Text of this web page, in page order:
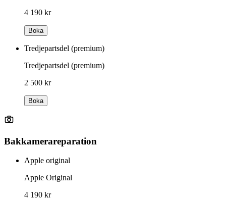
4 190 kr
Boka
Tredjepartsdel (premium)
Tredjepartsdel (premium)
2 500 kr
Boka
Bakkamerareparation
Apple original
Apple Original
4 190 kr